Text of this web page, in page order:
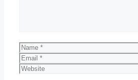
Name
Email
Website